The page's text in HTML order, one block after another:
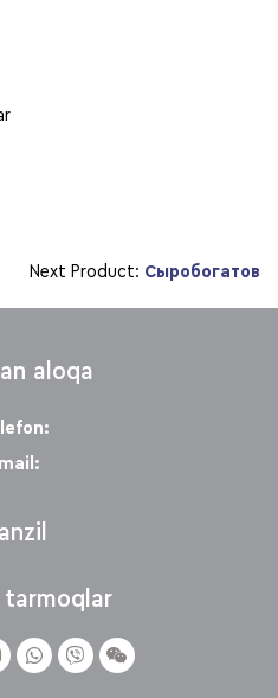
Next Product: Сыробогатов
aloqa